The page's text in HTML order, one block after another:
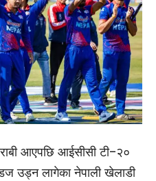
आएपछि आईसीसी टी–२०
उड्न लागेका नेपाली खेलाडी